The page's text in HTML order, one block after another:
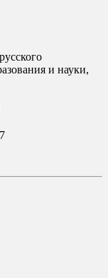
и науки,